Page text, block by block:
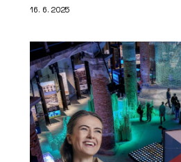
16. 6. 2025